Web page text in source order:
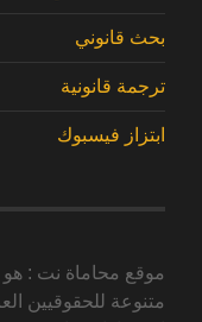
بحث قانوني
ترجمة قانونية
ابتزاز فيسبوك
موقع محاماة نت :
متنوعة للحقوقيين